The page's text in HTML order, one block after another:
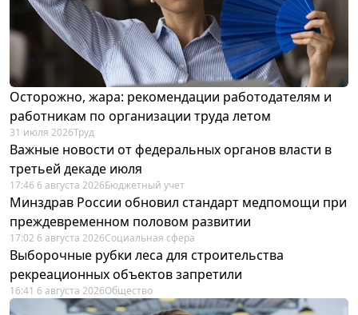
Осторожно, жара: рекомендации работодателям и
работникам по организации труда летом
31 июля 2026Труд
Важные новости от федеральных органов власти в
третьей декаде июля
17:46 6 августа 2026Бюджетный учет
Минздрав России обновил стандарт медпомощи при
преждевременном половом развитии
17:02 6 августа 2026Социальная сфера
Выборочные рубки леса для строительства
рекреационных объектов запретили
16:41 6 августа 2026Общество